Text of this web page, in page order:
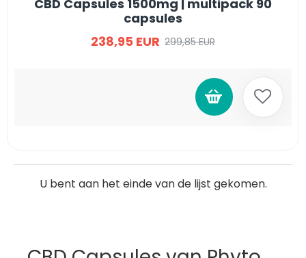
CBD Capsules 1500mg | multipack 90
capsules
238,95 EUR 299,85 EUR
U bent aan het einde van de lijst gekomen.